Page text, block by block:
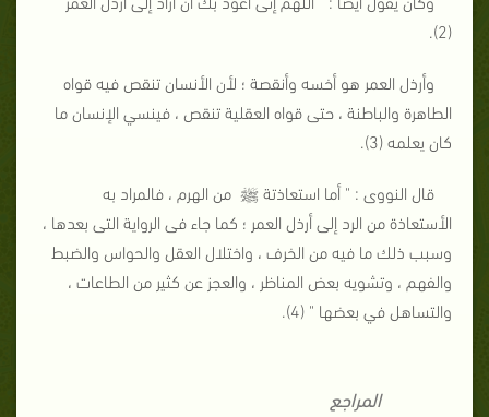
(2).
وأرذل العمر هو أخسه وأنقصة ؛ لأن الأنسان تنقص فيه قواه
الطاهرة والباطنة ، حتى قواه العقلية تنقص ، فينسي الإنسان ما
كان يعلمه (3).
قال النووى : " أما استعاذتة ﷺ من الهرم ، فالمراد به
الأستعاذة من الرد إلى أرذل العمر ؛ كما جاء فى الرواية التى بعدها ،
وسبب ذلك ما فيه من الخرف ، واختلال العقل والحواس والضبط
والفهم ، وتشويه بعض المناظر ، والعجز عن كثير من الطاعات ،
والتساهل في بعضها " (4).
المراجع